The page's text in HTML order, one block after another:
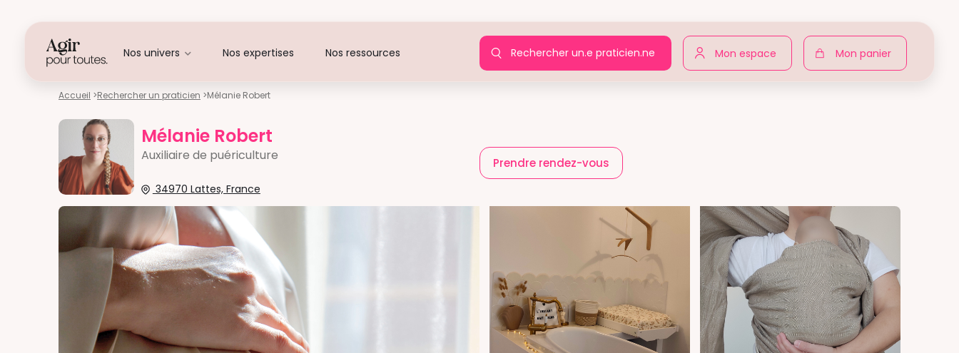
Nos univers Nos expertises Nos ressources Rechercher un.e praticien.ne Mon espace Mon panier
Accueil >Rechercher un praticien >Mélanie Robert
Mélanie Robert
Auxiliaire de puériculture
34970 Lattes, France
Prendre rendez-vous